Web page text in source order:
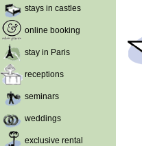
stays in castles
online booking
stay in Paris
receptions
seminars
weddings
exclusive rental